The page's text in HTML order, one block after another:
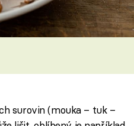
surovin (mouka – tuk –